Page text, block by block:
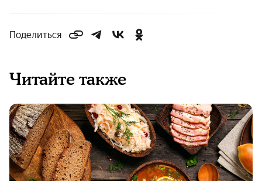
Поделиться
Читайте также